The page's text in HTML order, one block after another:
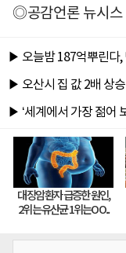
◎공감언론 뉴시스